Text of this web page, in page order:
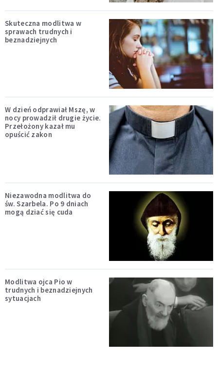
Skuteczna modlitwa w
sprawach trudnych i
beznadziejnych
W dzień odprawiał Mszę, w
nocy prowadził drugie życie.
Przełożony kazał mu
opuścić zakon
Niezawodna modlitwa do
św. Szarbela. Po 9 dniach
mogą dziać się cuda
Modlitwa ojca Pio w
trudnych i beznadziejnych
sytuacjach